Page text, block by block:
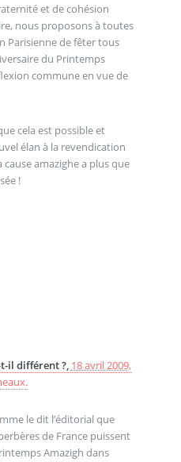
et de cohésion
nous proposons à toutes
Parisienne de fêter tous
du Printemps
commune en vue de
cela est possible et
élan à la revendication
amazighe a plus que
!
il différent ?, 18 avril 2009,
le dit l’éditorial que
de France puissent
Amazigh dans